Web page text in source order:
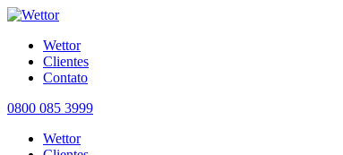
Wettor
Clientes
Contato
0800 085 3999
Wettor